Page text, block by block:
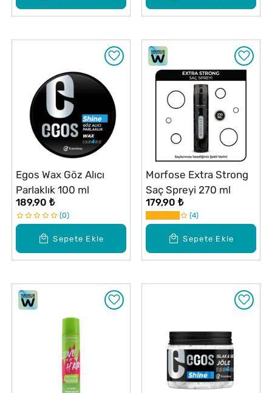
Sepete Ekle
Egos Wax Göz Alıcı
Parlaklık 100 ml
189,90 ₺
0
Sepete Ekle
Morfose Extra Strong
Saç Spreyi 270 ml
179,90 ₺
4